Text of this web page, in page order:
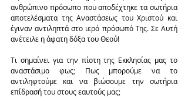
ανθρώπινο πρόσωπο που αποδέχτηκε τα σωτήρια
αποτελέσματα της Αναστάσεως του Χριστού και
έγιναν αντιληπτά στο ιερό πρόσωπό Της. Σε Αυτή
ανέτειλε η άφατη δόξα του Θεού!
Τι σημαίνει για την πίστη της Εκκλησίας μας το
αναστάσιμο φως; Πως μπορούμε να το
αντιληφτούμε και να βιώσουμε την σωτήρια
επίδρασή του στους εαυτούς μας;